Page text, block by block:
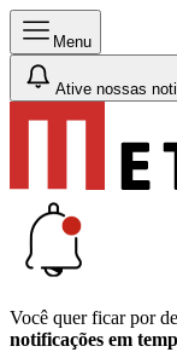
Menu
Ative nossas
Você quer ficar por
notificações em